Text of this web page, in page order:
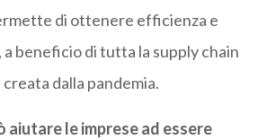
di ottenere efficienza e
beneficio di tutta la supply chain
creata dalla pandemia.
aiutare le imprese ad essere